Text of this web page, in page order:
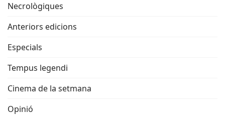
Necrològiques
Anteriors edicions
Especials
Tempus legendi
Cinema de la setmana
Opinió